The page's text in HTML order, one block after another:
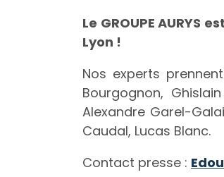
Le GROUPE AURYS
Lyon !
Nos experts
Bourgognon,
Alexandre Garel-
Caudal, Lucas Blanc.
Contact presse :